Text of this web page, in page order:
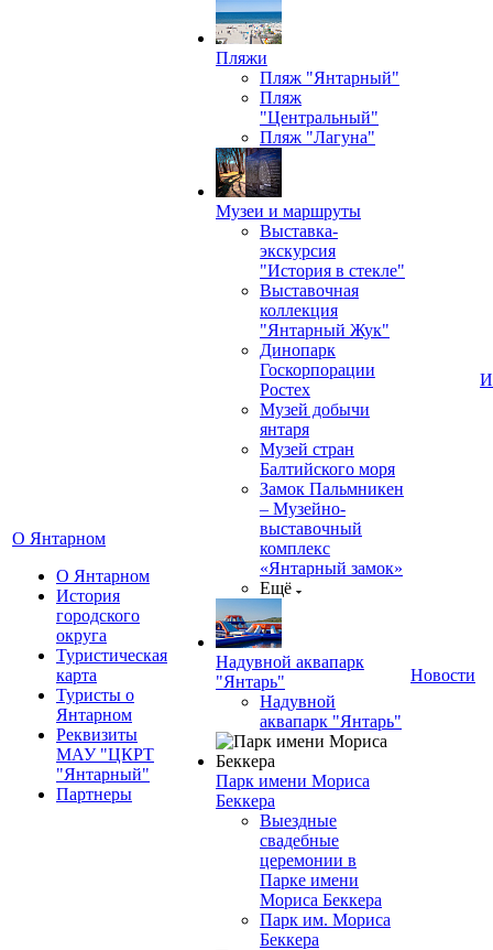
О Янтарном
О Янтарном
История
городского
округа
Туристическая
карта
Туристы о
Янтарном
Реквизиты
МАУ "ЦКРТ
"Янтарный"
Партнеры
Пляжи
Пляж "Янтарный"
Пляж
"Центральный"
Пляж "Лагуна"
Музеи и маршруты
Выставка-
экскурсия
"История в стекле"
Выставочная
коллекция
"Янтарный Жук"
Динопарк
Госкорпорации
Ростех
Музей добычи
янтаря
Музей стран
Балтийского моря
Замок Пальмникен
– Музейно-
выставочный
комплекс
«Янтарный замок»
Ещё
Надувной аквапарк
"Янтарь"
Надувной
аквапарк "Янтарь"
Парк имени Мориса
Беккера
Выездные
свадебные
церемонии в
Парке имени
Мориса Беккера
Парк им. Мориса
Беккера
Новости